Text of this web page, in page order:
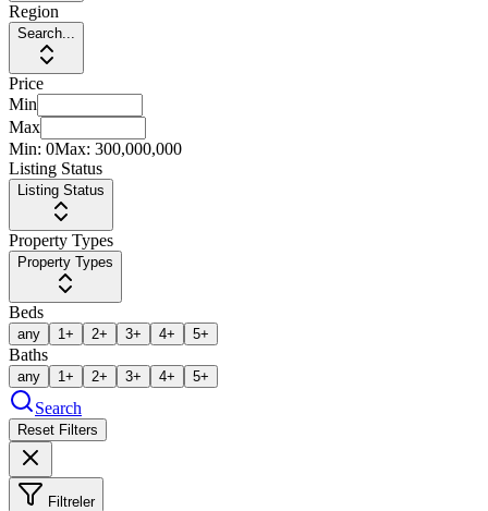
Region
Search...
Price
Min
Max
Min: 0Max: 300,000,000
Listing Status
Listing Status
Property Types
Property Types
Beds
any 1+ 2+ 3+ 4+ 5+
Baths
any 1+ 2+ 3+ 4+ 5+
Search
Reset Filters
Filtreler